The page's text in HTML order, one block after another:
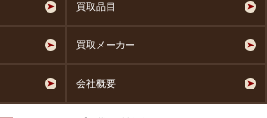
買取品目
買取メーカー
会社概要